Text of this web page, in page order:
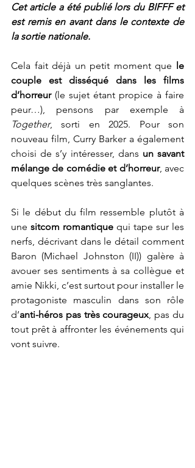
Cet article a été publié lors du BIFFF et
est remis en avant dans le contexte de
la sortie nationale.
Cela fait déjà un petit moment que le
couple est disséqué dans les films
d’horreur (le sujet étant propice à faire
Together, sorti en 2025. Pour son
nouveau film, Curry Barker a également
choisi de s’y intéresser, dans un savant
mélange de comédie et d’horreur, avec
quelques scènes très sanglantes.
Si le début du film ressemble plutôt à
une sitcom romantique qui tape sur les
nerfs, décrivant dans le détail comment
Baron (Michael Johnston (II)) galère à
avouer ses sentiments à sa collègue et
amie Nikki, c’est surtout pour installer le
protagoniste masculin dans son rôle
d’anti-héros pas très courageux , pas du
tout prêt à affronter les événements qui
vont suivre.